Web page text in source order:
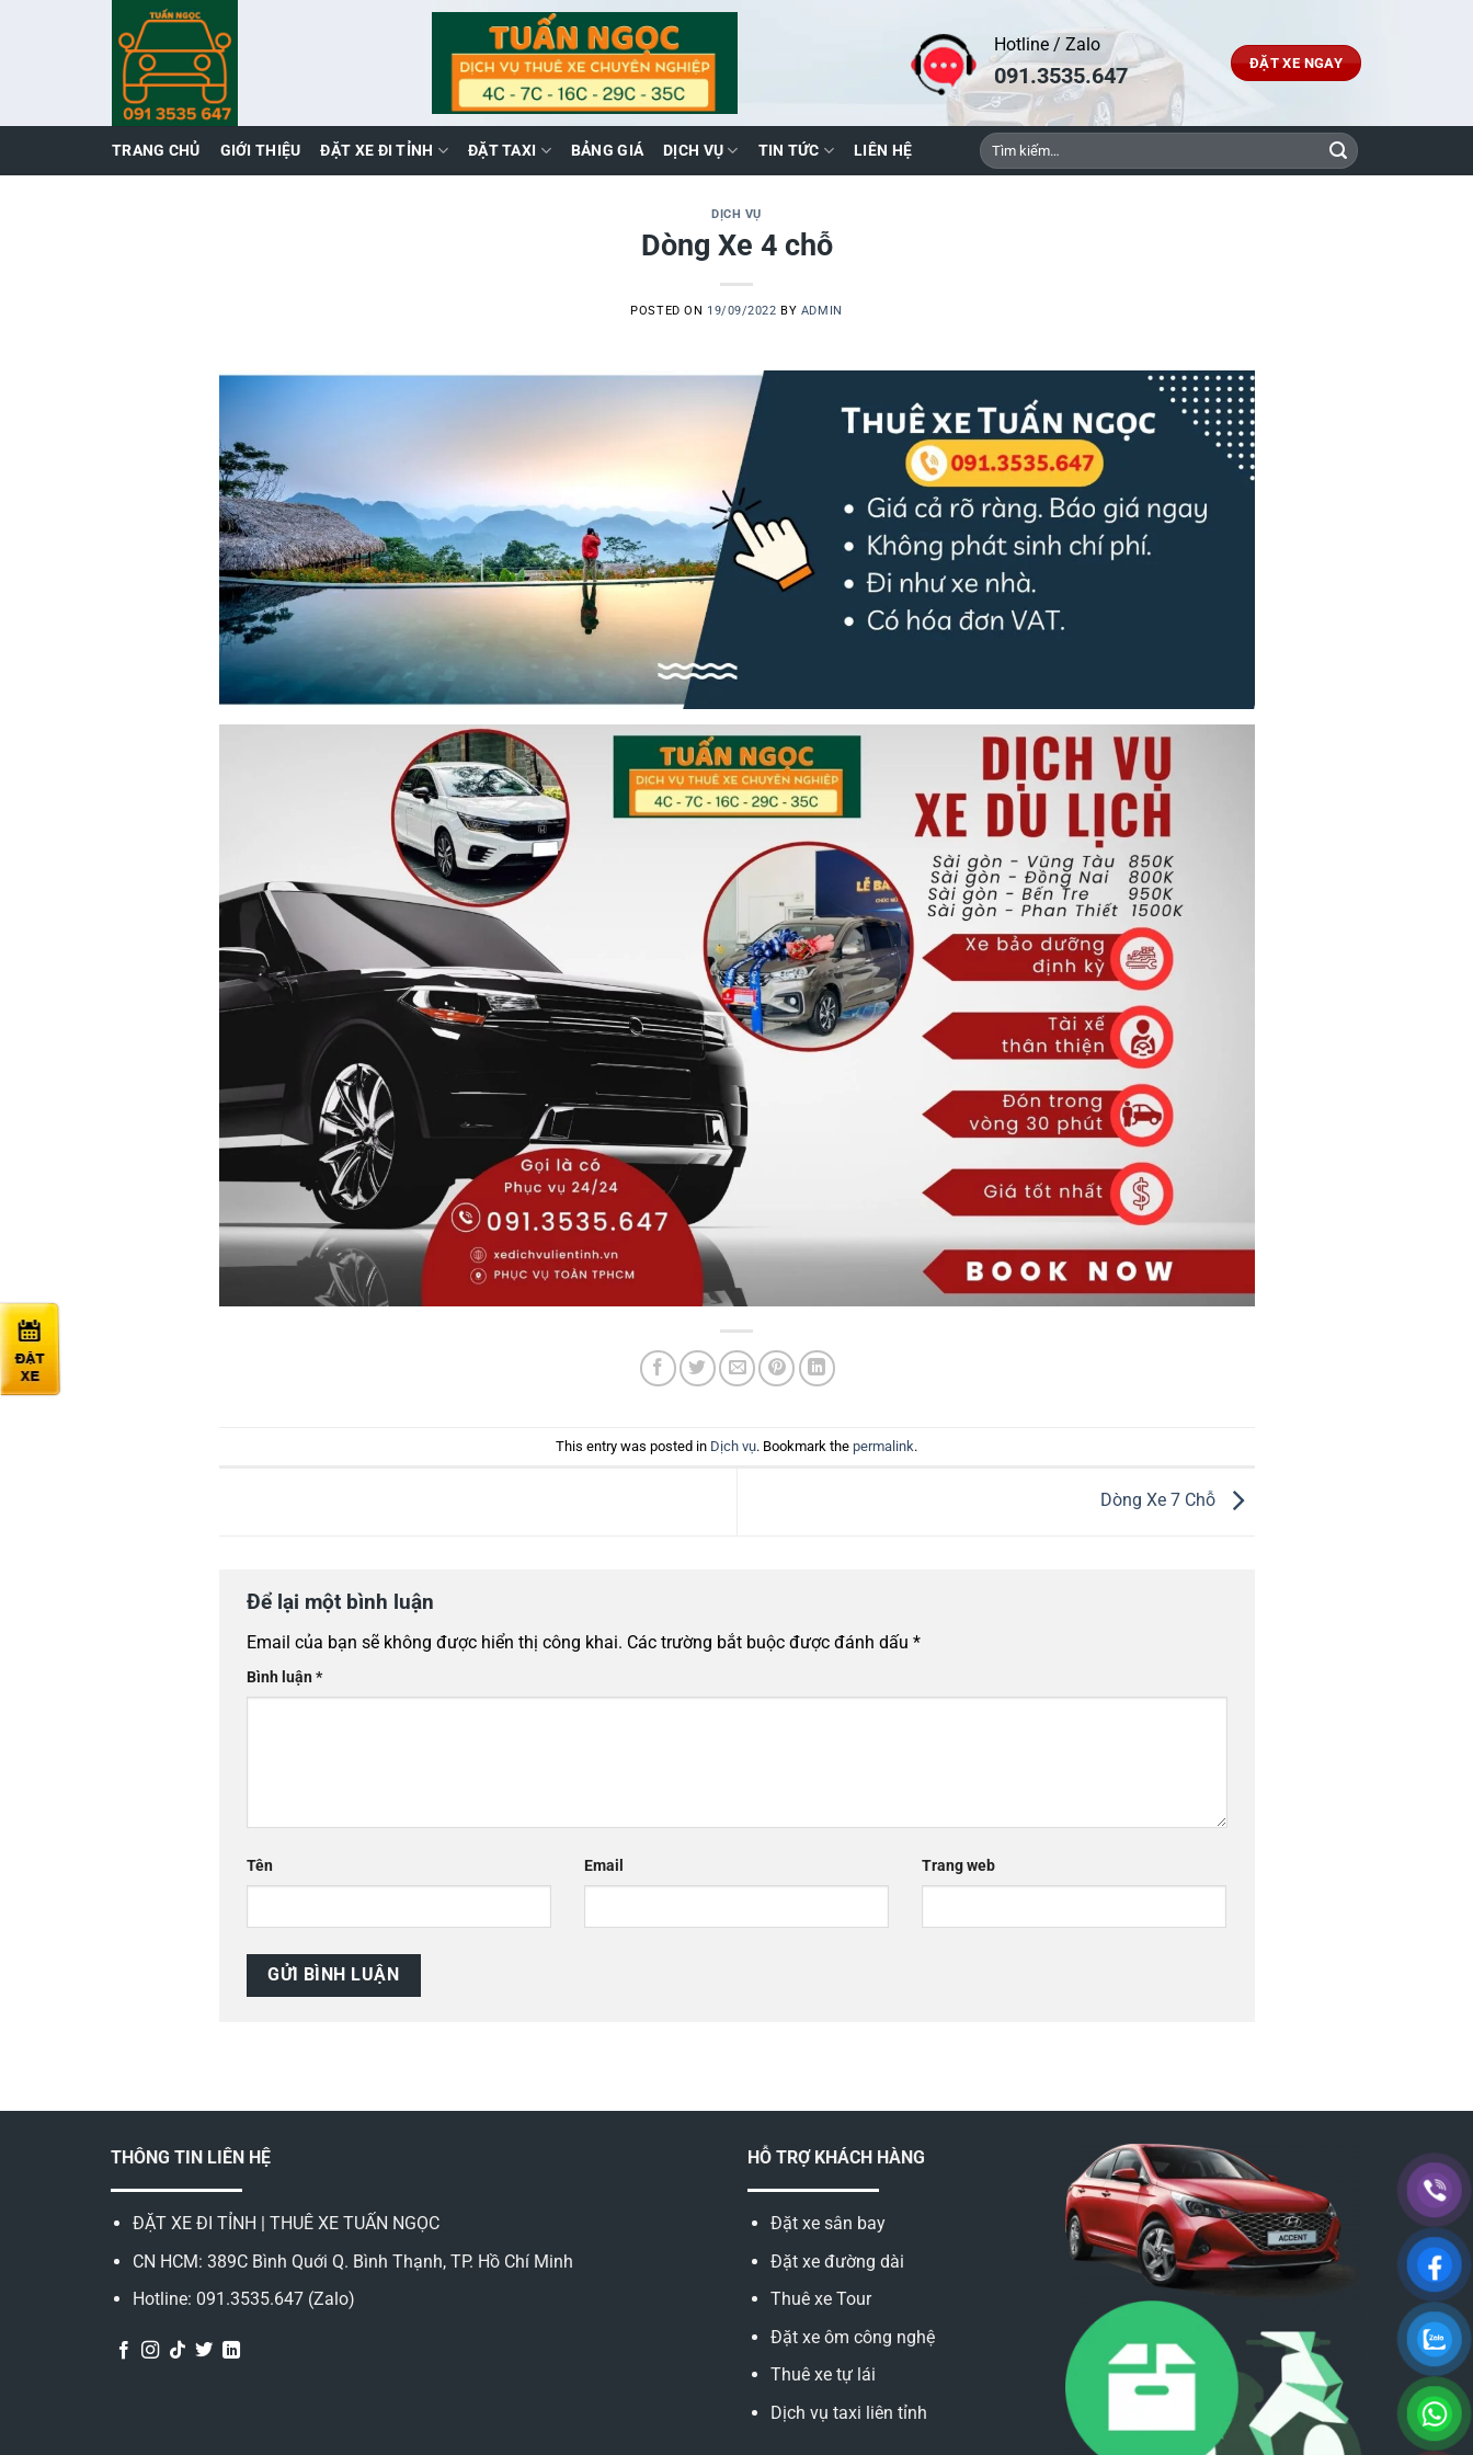
Hotline / Zalo
091.3535.647 ĐẶT XE NGAY
TRANG CHỦ GIỚI THIỆU ĐẶT XE ĐI TỈNH ĐẶT TAXI BẢNG GIÁ DỊCH VỤ TIN TỨC LIÊN HỆ
Tìm
kiếm:
DỊCH VỤ
Dòng Xe 4 chỗ
POSTED ON 19/09/2022 BY ADMIN
This entry was posted in Dịch vụ. Bookmark the permalink.
Dòng Xe 7 Chỗ
Để lại một bình luận
Email của bạn sẽ không được hiển thị công khai. Các trường bắt buộc được đánh dấu *
Bình luận*
Tên Email Trang web
THÔNG TIN LIÊN HỆ
ĐẶT XE ĐI TỈNH | THUÊ XE TUẤN NGỌC
CN HCM: 389C Bình Quới Q. Bình Thạnh, TP. Hồ Chí Minh
Hotline: 091.3535.647 (Zalo)
HỖ TRỢ KHÁCH HÀNG
Đặt xe sân bay
Đặt xe đường dài
Thuê xe Tour
Đặt xe ôm công nghệ
Thuê xe tự lái
Dịch vụ taxi liên tỉnh